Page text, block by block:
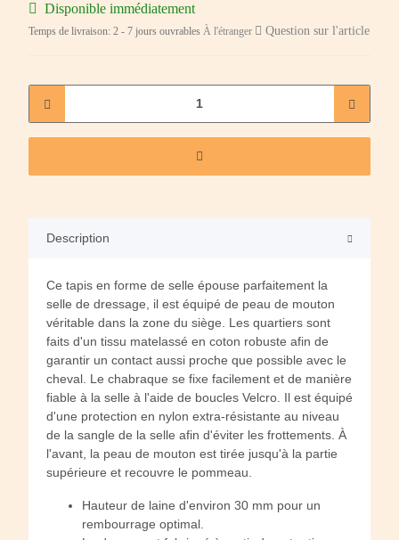
Disponible immédiatement
Temps de livraison: 2 - 7 jours ouvrables À l'étranger Question sur l'article
Description
Ce tapis en forme de selle épouse parfaitement la
selle de dressage, il est équipé de peau de mouton
véritable dans la zone du siège. Les quartiers sont
faits d'un tissu matelassé en coton robuste afin de
garantir un contact aussi proche que possible avec le
cheval. Le chabraque se fixe facilement et de manière
fiable à la selle à l'aide de boucles Velcro. Il est équipé
d'une protection en nylon extra-résistante au niveau
de la sangle de la selle afin d'éviter les frottements. À
l'avant, la peau de mouton est tirée jusqu'à la partie
supérieure et recouvre le pommeau.
Hauteur de laine d'environ 30 mm pour un
rembourrage optimal.